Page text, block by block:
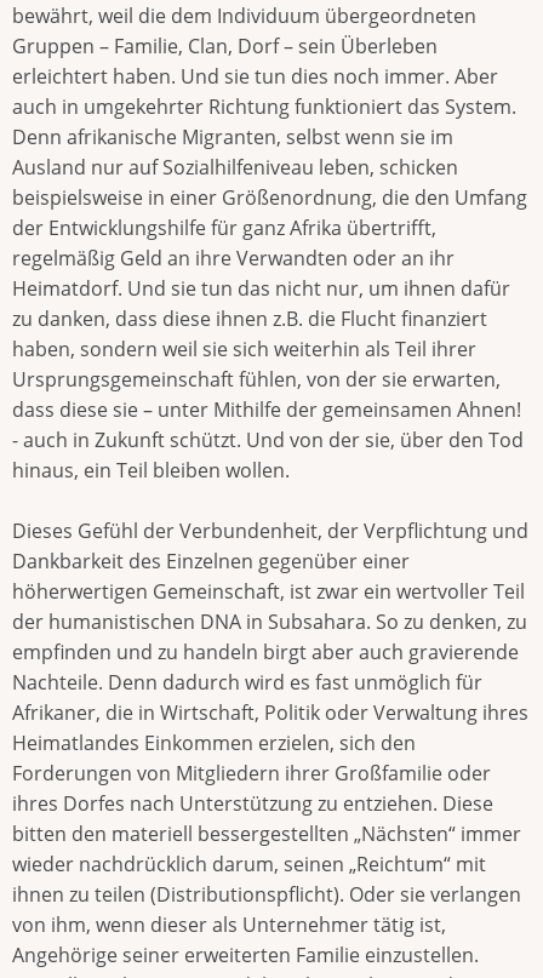
bewährt, weil die dem Individuum übergeordneten
Gruppen – Familie, Clan, Dorf – sein Überleben
erleichtert haben. Und sie tun dies noch immer. Aber
auch in umgekehrter Richtung funktioniert das System.
Denn afrikanische Migranten, selbst wenn sie im
Ausland nur auf Sozialhilfeniveau leben, schicken
beispielsweise in einer Größenordnung, die den Umfang
der Entwicklungshilfe für ganz Afrika übertrifft,
regelmäßig Geld an ihre Verwandten oder an ihr
Heimatdorf. Und sie tun das nicht nur, um ihnen dafür
zu danken, dass diese ihnen z.B. die Flucht finanziert
haben, sondern weil sie sich weiterhin als Teil ihrer
Ursprungsgemeinschaft fühlen, von der sie erwarten,
dass diese sie – unter Mithilfe der gemeinsamen Ahnen!
- auch in Zukunft schützt. Und von der sie, über den Tod
hinaus, ein Teil bleiben wollen.
Dieses Gefühl der Verbundenheit, der Verpflichtung und
Dankbarkeit des Einzelnen gegenüber einer
höherwertigen Gemeinschaft, ist zwar ein wertvoller Teil
der humanistischen DNA in Subsahara. So zu denken, zu
empfinden und zu handeln birgt aber auch gravierende
Nachteile. Denn dadurch wird es fast unmöglich für
Afrikaner, die in Wirtschaft, Politik oder Verwaltung ihres
Heimatlandes Einkommen erzielen, sich den
Forderungen von Mitgliedern ihrer Großfamilie oder
ihres Dorfes nach Unterstützung zu entziehen. Diese
bitten den materiell bessergestellten „Nächsten“ immer
wieder nachdrücklich darum, seinen „Reichtum“ mit
ihnen zu teilen (Distributionspflicht). Oder sie verlangen
von ihm, wenn dieser als Unternehmer tätig ist,
Angehörige seiner erweiterten Familie einzustellen.